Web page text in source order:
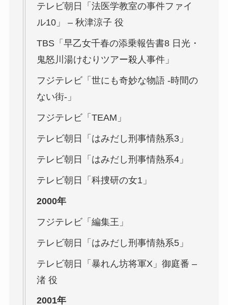
テレビ朝日「法医学教室の事件ファイ
ル10」 – 秋津涼子 役
TBS「早乙女千春の添乗報告書8 日光・
鬼怒川湯けむりツアー殺人事件」
フジテレビ「世にも奇妙な物語 -時間の
ない街-」
フジテレビ「TEAM」
テレビ朝日「はみだし刑事情熱系3」
テレビ朝日「はみだし刑事情熱系4」
テレビ朝日「科捜研の女1」
2000年
フジテレビ「編集王」
テレビ朝日「はみだし刑事情熱系5」
テレビ朝日「暴れん坊将軍X」御庭番 –
渚 役
2001年